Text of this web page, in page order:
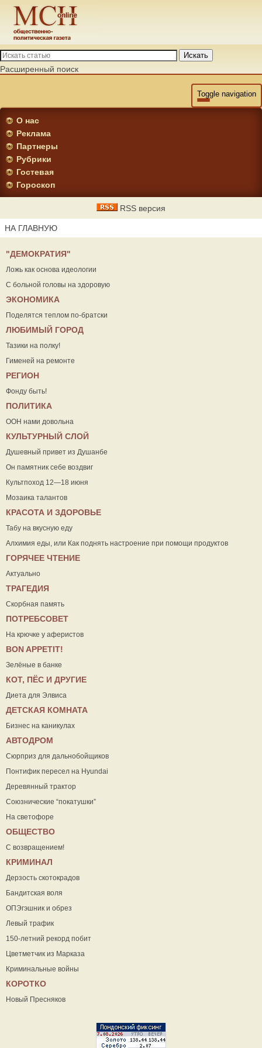
Искать
Расширенный поиск
Toggle navigation
О нас
Реклама
Партнеры
Рубрики
Гостевая
Гороскоп
RSS версия
НА ГЛАВНУЮ
"ДЕМОКРАТИЯ"
Ложь как основа идеологии
С больной головы на здоровую
ЭКОНОМИКА
Поделятся теплом по-братски
ЛЮБИМЫЙ ГОРОД
Тазики на полку!
Гименей на ремонте
РЕГИОН
Фонду быть!
ПОЛИТИКА
ООН нами довольна
КУЛЬТУРНЫЙ СЛОЙ
Душевный привет из Душанбе
Он памятник себе воздвиг
Культпоход 12—18 июня
Мозаика талантов
КРАСОТА И ЗДОРОВЬЕ
Табу на вкусную еду
Алхимия еды, или Как поднять настроение при помощи продуктов
ГОРЯЧЕЕ ЧТЕНИЕ
Актуально
ТРАГЕДИЯ
Скорбная память
ПОТРЕБСОВЕТ
На крючке у аферистов
ВON APPETIT!
Зелёные в банке
КОТ, ПЁС И ДРУГИЕ
Диета для Элвиса
ДЕТСКАЯ КОМНАТА
Бизнес на каникулах
АВТОДРОМ
Сюрприз для дальнобойщиков
Понтифик пересел на Hyundai
Деревянный трактор
Союзнические “покатушки”
На светофоре
ОБЩЕСТВО
С возвращением!
КРИМИНАЛ
Дерзость скотокрадов
Бандитская воля
ОПЭгэшник и обрез
Левый трафик
150-летний рекорд побит
Цветметчик из Марказа
Криминальные войны
КОРОТКО
Новый Пресняков